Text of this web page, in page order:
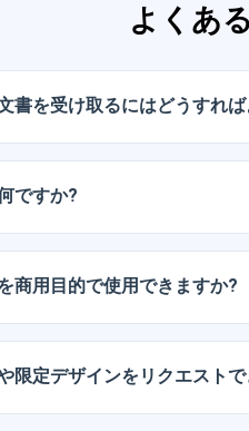
よくあ
書を受け取るにはどうすれ
ですか?
商用目的で使用できますか?
限定デザインをリクエスト